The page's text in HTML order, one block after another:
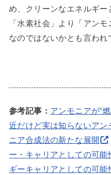
め、クリーンなエネルギー
「水素社会」より「アン
なのではないかとも言われ
参考記事： アンモニアが“
近だけど実は知らないア
ニア合成法の新たな展開
ー・キャリアとしての可能
ギーキャリアとしての可能